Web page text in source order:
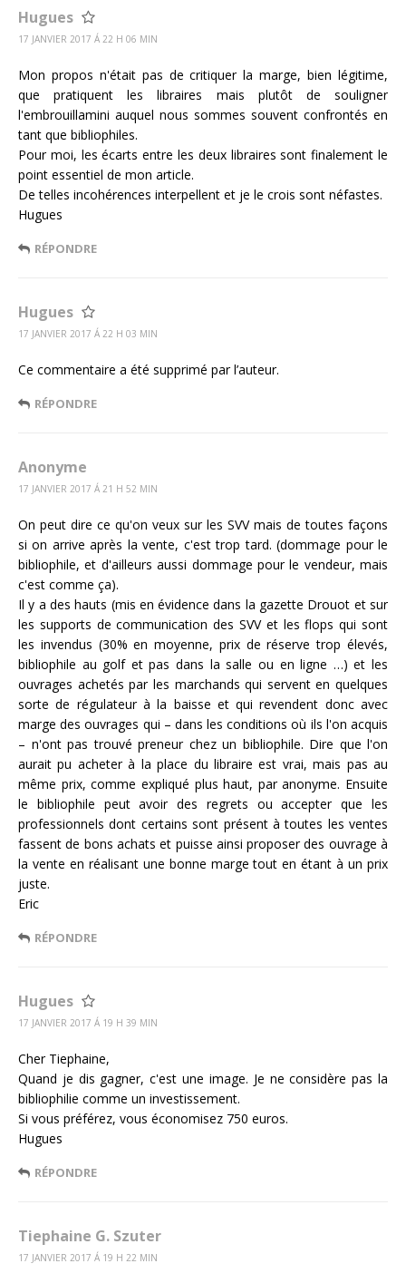
Hugues
17 JANVIER 2017 Á 22 H 06 MIN
Mon propos n'était pas de critiquer la marge, bien légitime,
que pratiquent les libraires mais plutôt de souligner
l'embrouillamini auquel nous sommes souvent confrontés en
tant que bibliophiles.
Pour moi, les écarts entre les deux libraires sont finalement le
point essentiel de mon article.
De telles incohérences interpellent et je le crois sont néfastes.
Hugues
RÉPONDRE
Hugues
17 JANVIER 2017 Á 22 H 03 MIN
Ce commentaire a été supprimé par l’auteur.
RÉPONDRE
Anonyme
17 JANVIER 2017 Á 21 H 52 MIN
On peut dire ce qu'on veux sur les SVV mais de toutes façons
si on arrive après la vente, c'est trop tard. (dommage pour le
bibliophile, et d'ailleurs aussi dommage pour le vendeur, mais
c'est comme ça).
Il y a des hauts (mis en évidence dans la gazette Drouot et sur
les supports de communication des SVV et les flops qui sont
les invendus (30% en moyenne, prix de réserve trop élevés,
bibliophile au golf et pas dans la salle ou en ligne …) et les
ouvrages achetés par les marchands qui servent en quelques
sorte de régulateur à la baisse et qui revendent donc avec
marge des ouvrages qui – dans les conditions où ils l'on acquis
– n'ont pas trouvé preneur chez un bibliophile. Dire que l'on
aurait pu acheter à la place du libraire est vrai, mais pas au
même prix, comme expliqué plus haut, par anonyme. Ensuite
le bibliophile peut avoir des regrets ou accepter que les
professionnels dont certains sont présent à toutes les ventes
fassent de bons achats et puisse ainsi proposer des ouvrage à
la vente en réalisant une bonne marge tout en étant à un prix
juste.
Eric
RÉPONDRE
Hugues
17 JANVIER 2017 Á 19 H 39 MIN
Cher Tiephaine,
Quand je dis gagner, c'est une image. Je ne considère pas la
bibliophilie comme un investissement.
Si vous préférez, vous économisez 750 euros.
Hugues
RÉPONDRE
Tiephaine G. Szuter
17 JANVIER 2017 Á 19 H 22 MIN